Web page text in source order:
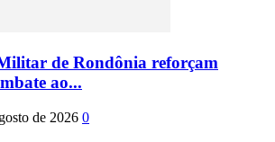
de Rondônia reforçam
ao...
de 2026 0